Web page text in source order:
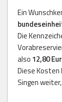
Ein
Die
also 12,80
Diese
Singen